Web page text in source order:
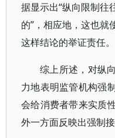
据显示出“纵向限制往
的”，相应地，这也就
这样结论的举证责任。
综上所述，对纵
力地表明监管机构强
会给消费者带来实质
外一方面反映出强制